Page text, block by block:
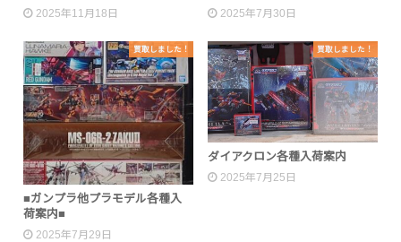
2025年11月18日 2025年7月30日
買取しました！
■ガンプラ他プラモデル各種入
荷案内■
2025年7月29日
買取しました！
ダイアクロン各種入荷案内
2025年7月25日